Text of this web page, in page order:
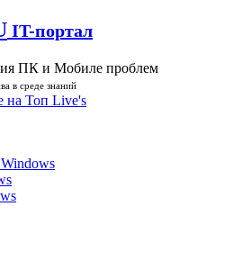
IT-портал
ПК и Мобиле проблем
в среде знаний
на Toп Live's